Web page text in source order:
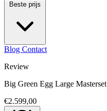
Beste prijs
Blog Contact
Review
Big Green Egg Large Masterset
€2.599,00